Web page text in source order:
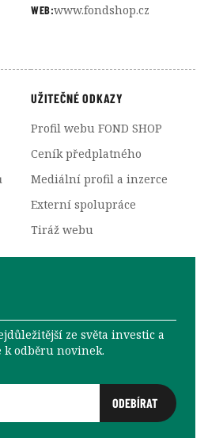
WEB:www.fondshop.cz
UŽITEČNÉ ODKAZY
Profil webu FOND SHOP
Ceník předplatného
Mediální profil a inzerce
Externí spolupráce
Tiráž webu
ze světa investic a
odběru novinek.